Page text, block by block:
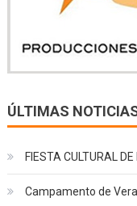
ÚLTIMAS
FIESTA CULTURAL
Campamento de